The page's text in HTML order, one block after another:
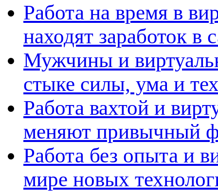
Работа на время в
находят заработок
Мужчины и
стыке силы, ума и
Работа вахтой и
меняют привычный
Работа без опыта и
мире новых